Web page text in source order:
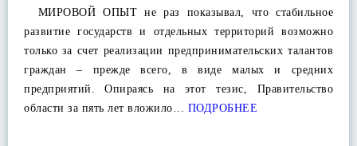
МИРОВОЙ ОПЫТ не раз показывал, что стабильное
развитие государств и отдельных территорий возможно
только за счет реализации предпринимательских талантов
граждан – прежде всего, в виде малых и средних
предприятий. Опираясь на этот тезис, Правительство
области за пять лет вложило… ПОДРОБНЕЕ